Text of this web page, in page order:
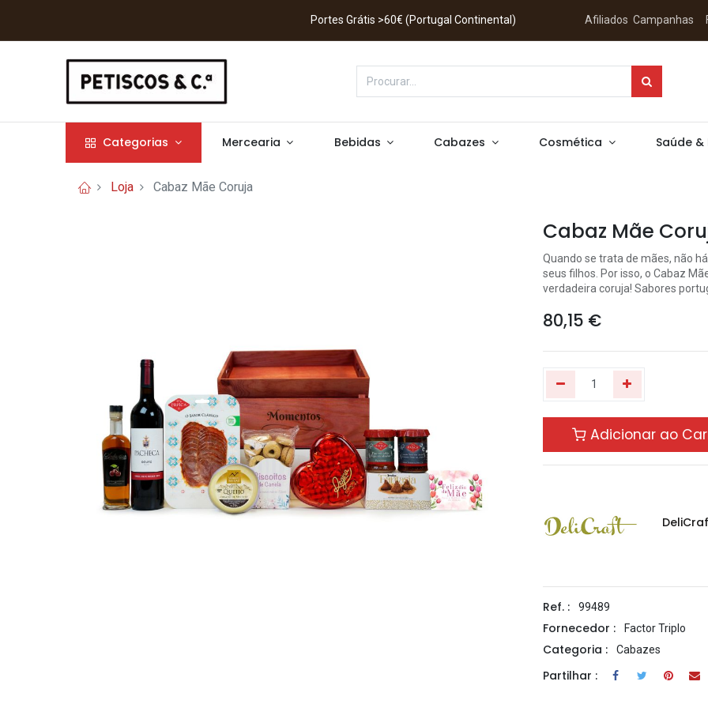
Portes Grátis >60€ (Portugal Continental) Afiliados Campanhas
Categorias Mercearia Bebidas Cabazes Cosmética Saúde
Loja Cabaz Mãe Coruja
Cabaz Mãe
Quando se trata de mães, não
seus filhos. Por isso, o Cabaz
verdadeira coruja! Sabores
80,15 €
Adicionar ao
Ref. : 99489
Fornecedor : Factor Triplo
Categoria : Cabazes
Partilhar :